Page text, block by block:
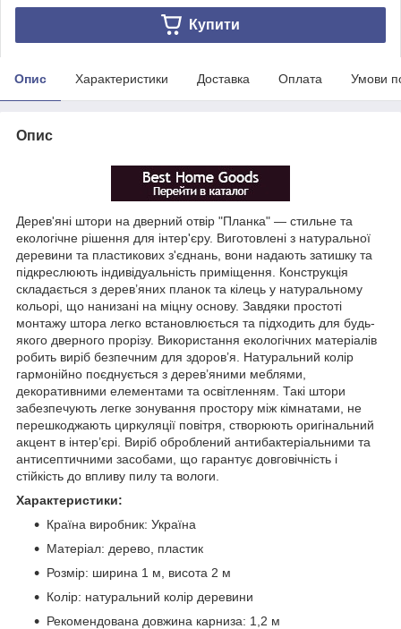
Купити
Опис Характеристики Доставка Оплата Умови
Опис
Дерев'яні штори на дверний отвір "Планка" — стильне та
екологічне рішення для інтер'єру. Виготовлені з натуральної
деревини та пластикових з'єднань, вони надають затишку та
підкреслюють індивідуальність приміщення. Конструкція
складається з дерев’яних планок та кілець у натуральному
кольорі, що нанизані на міцну основу. Завдяки простоті
монтажу штора легко встановлюється та підходить для будь-
якого дверного прорізу. Використання екологічних матеріалів
робить виріб безпечним для здоров’я. Натуральний колір
гармонійно поєднується з дерев’яними меблями,
декоративними елементами та освітленням. Такі штори
забезпечують легке зонування простору між кімнатами, не
перешкоджають циркуляції повітря, створюють оригінальний
акцент в інтер’єрі. Виріб оброблений антибактеріальними та
антисептичними засобами, що гарантує довговічність і
стійкість до впливу пилу та вологи.
Характеристики:
Країна виробник: Україна
Матеріал: дерево, пластик
Розмір: ширина 1 м, висота 2 м
Колір: натуральний колір деревини
Рекомендована довжина карниза: 1,2 м